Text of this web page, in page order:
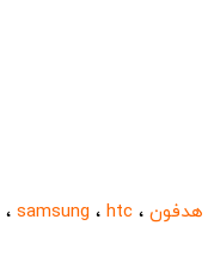
هدفون، ،samsung ،htc